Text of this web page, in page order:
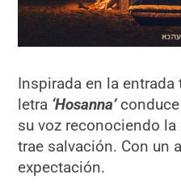
Inspirada en la
letra ‘Hosanna’
su voz reconociendo
trae salvación. Con un
expectación.